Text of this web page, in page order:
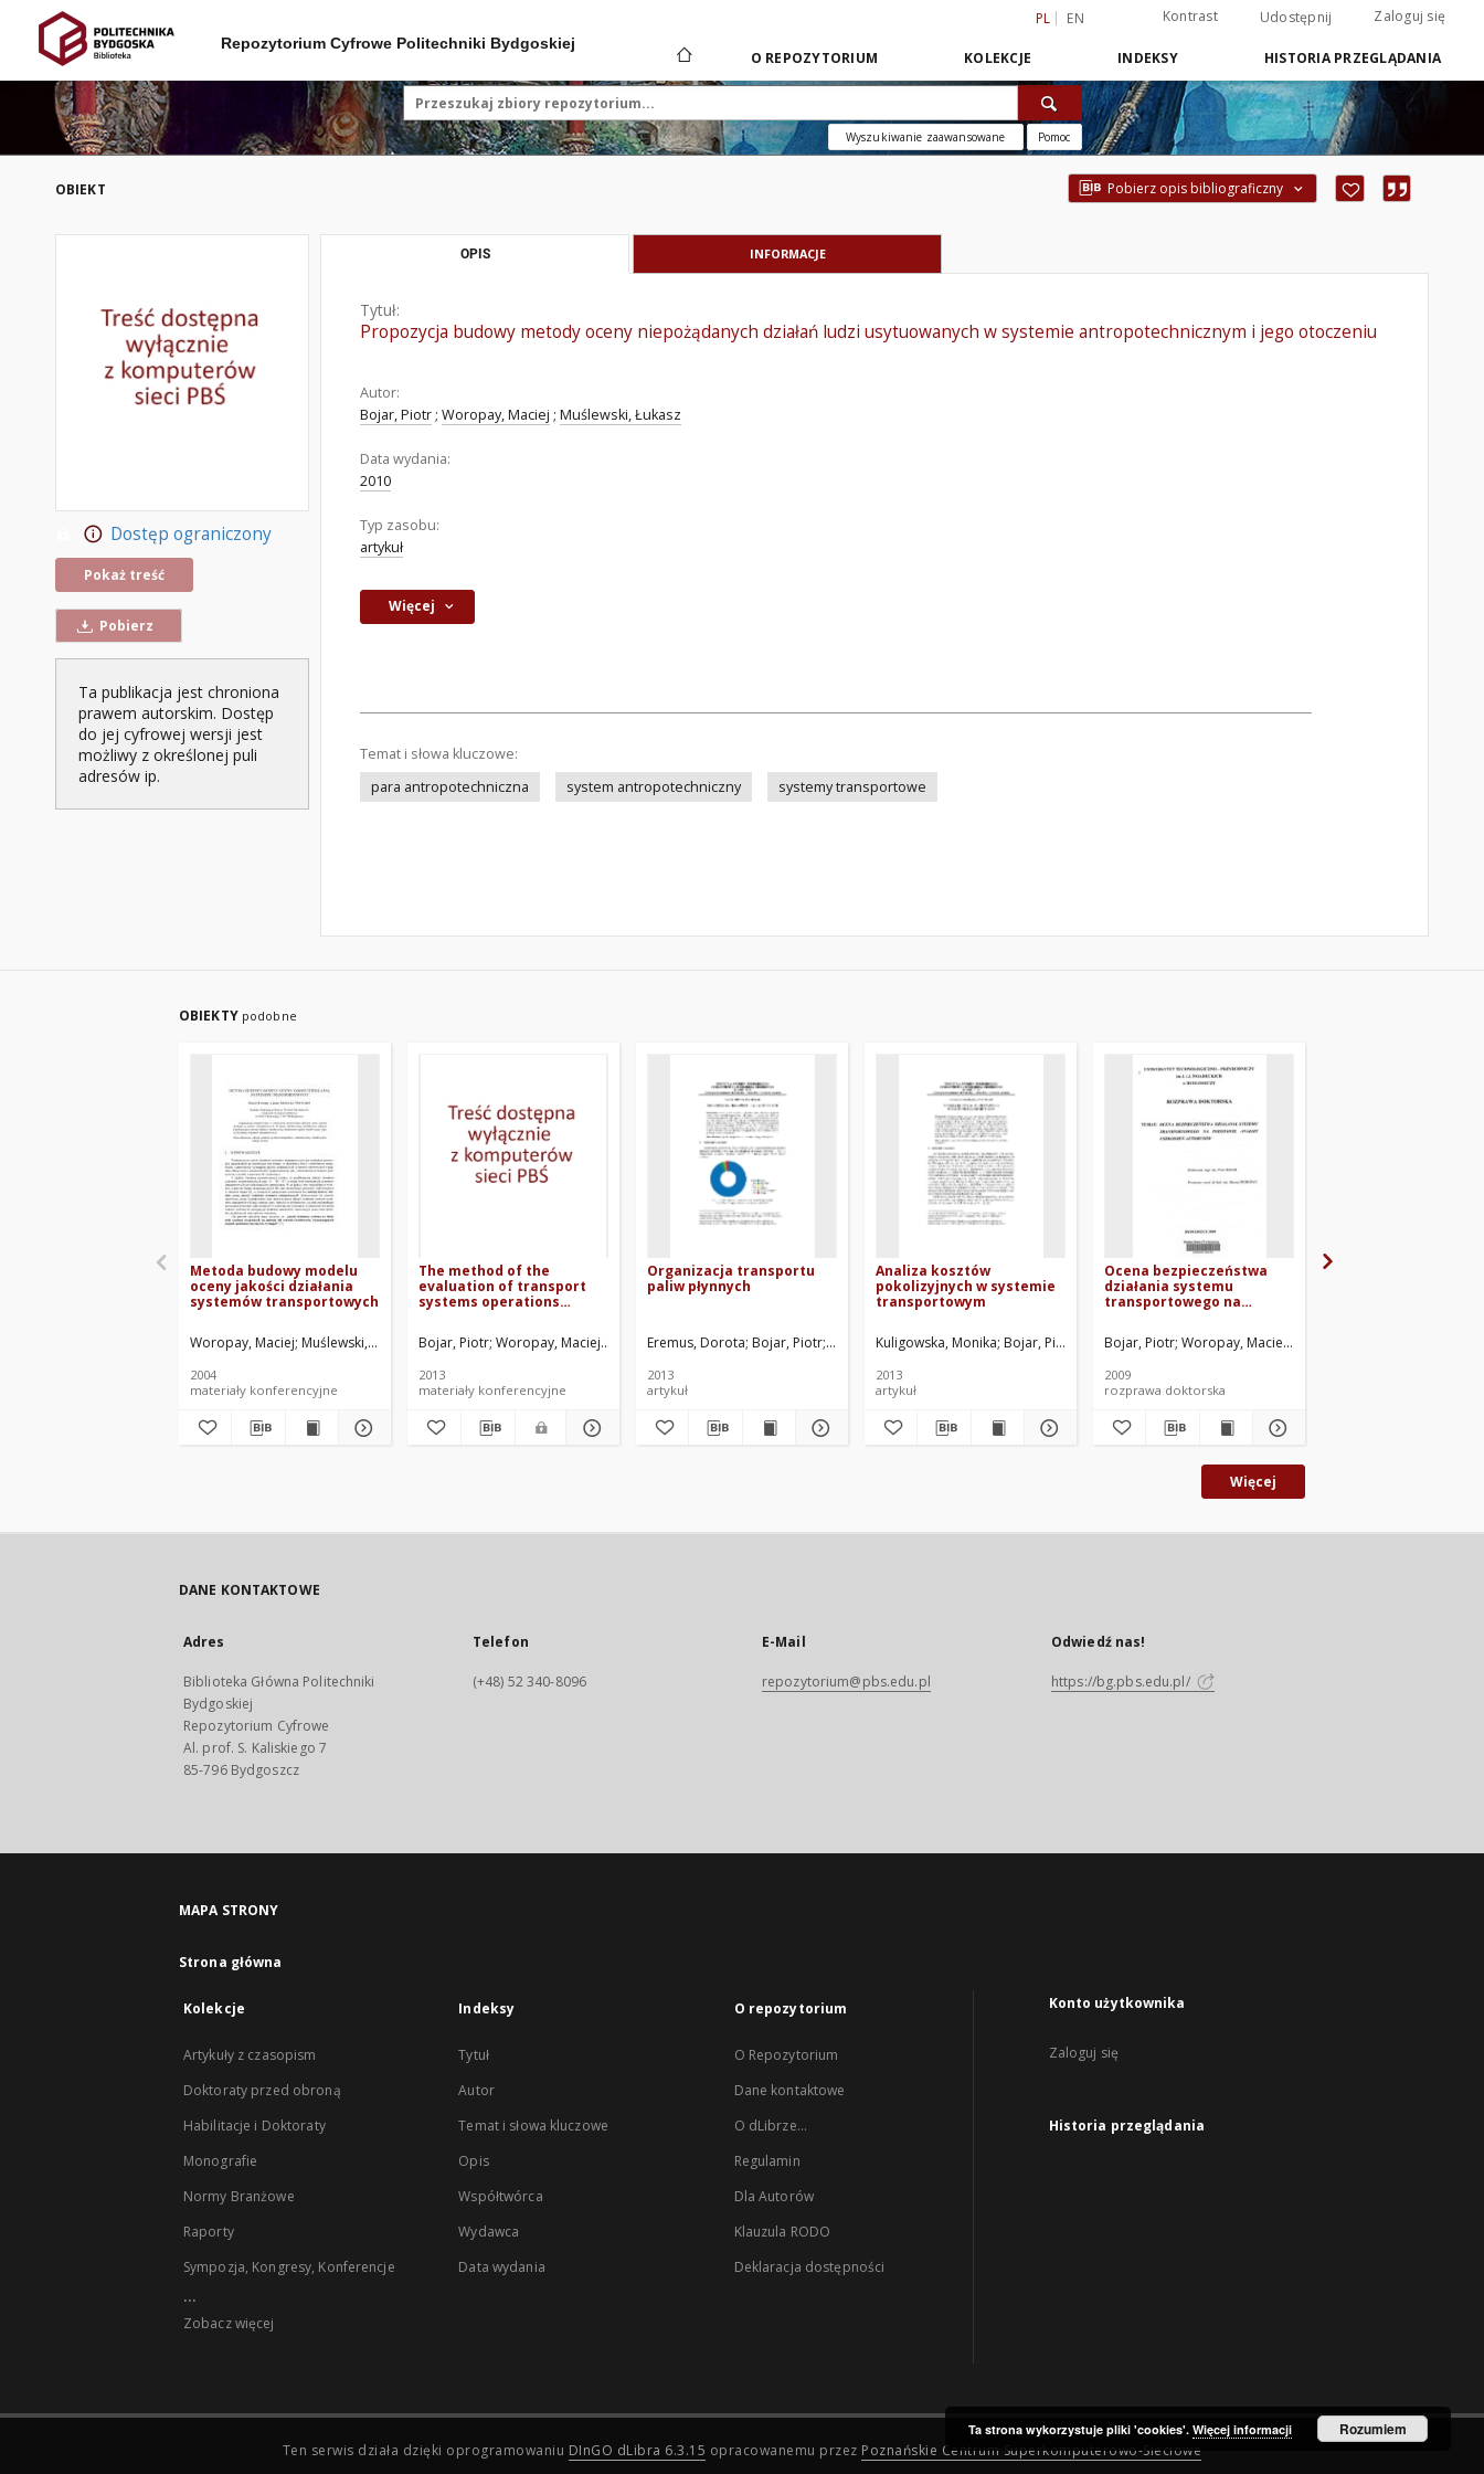
PL EN Kontrast Udostępnij Zaloguj się
Repozytorium Cyfrowe Politechniki Bydgoskiej
O REPOZYTORIUM KOLEKCJE INDEKSY HISTORIA PRZEGLĄDANIA
Wyszukiwanie zaawansowane Pomoc
OBIEKT Pobierz opis bibliograficzny
Dostęp ograniczony
Pokaż treść
Pobierz
Ta publikacja jest chroniona
prawem autorskim. Dostęp
do jej cyfrowej wersji jest
możliwy z określonej puli
adresów ip.
OPIS INFORMACJE
Tytuł:
Propozycja budowy metody oceny niepożądanych działań ludzi usytuowanych w systemie antropotechnicznym i jego otoczeniu
Autor:
Bojar, Piotr ; Woropay, Maciej ; Muślewski, Łukasz
Data wydania:
2010
Typ zasobu:
artykuł
Więcej
Temat i słowa kluczowe:
para antropotechniczna
system antropotechniczny systemy transportowe
OBIEKTY podobne
Metoda budowy modelu
oceny jakości działania
systemów transportowych
Woropay, Maciej Muślewski, Łukasz Kolber, Piotr
2004
materiały konferencyjne
The method of the
evaluation of transport
systems operations
Bojar, Piotr Woropay, Maciej Shalapko, Jurij Szubartowski, Mirosław Bacior, Michał
2013
materiały konferencyjne
Organizacja transportu
paliw płynnych
Eremus, Dorota Bojar, Piotr Styp-Rekowski, Michał. Red.
2013
artykuł
Analiza kosztów
pokolizyjnych w systemie
transportowym
Kuligowska, Monika Bojar, Piotr Styp-Rekowski, Michał. Red.
2013
artykuł
Ocena bezpieczeństwa
działania systemu
transportowego na
Bojar, Piotr Woropay, Maciej. Promotor
2009
rozprawa doktorska
Więcej
DANE KONTAKTOWE
Adres
Biblioteka Główna Politechniki
Bydgoskiej
Repozytorium Cyfrowe
Al. prof. S. Kaliskiego 7
85-796 Bydgoszcz
Telefon
(+48) 52 340-8096
E-Mail
repozytorium@pbs.edu.pl
Odwiedź nas!
https://bg.pbs.edu.pl/
MAPA STRONY
Strona główna
Kolekcje
Artykuły z czasopism
Doktoraty przed obroną
Habilitacje i Doktoraty
Monografie
Normy Branżowe
Raporty
Sympozja, Kongresy, Konferencje
...
Zobacz więcej
Indeksy
Tytuł
Autor
Temat i słowa kluczowe
Opis
Współtwórca
Wydawca
Data wydania
O repozytorium
O Repozytorium
Dane kontaktowe
O dLibrze...
Regulamin
Dla Autorów
Klauzula RODO
Deklaracja dostępności
Konto użytkownika
Zaloguj się
Historia przeglądania
Ten serwis działa dzięki oprogramowaniu DInGO dLibra 6.3.15 opracowanemu przez Poznańskie Centrum Superkomputerowo-Sieciowe
Ta strona wykorzystuje pliki 'cookies'. Więcej informacji Rozumiem